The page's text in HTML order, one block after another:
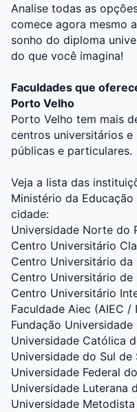
Analise todas as
comece agora mesmo
sonho do diploma
do que você imagina!
Faculdades que
Porto Velho
Porto Velho tem mais
centros universitários
públicas e particulares.
Veja a lista das
Ministério da
cidade:
Universidade Norte do
Centro Universitário
Centro Universitário da
Centro Universitário de
Centro Universitário
Faculdade Aiec (AIEC /
Fundação Universidade
Universidade Católica
Universidade do Sul de
Universidade Federal
Universidade Luterana
Universidade